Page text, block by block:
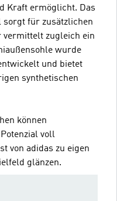
Kraft ermöglicht. Das
sorgt für zusätzlichen
vermittelt zugleich ein
wurde
und bietet
synthetischen
können
voll
von adidas zu eigen
glänzen.